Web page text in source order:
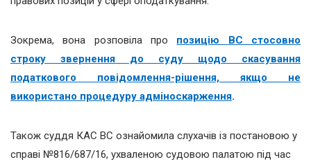
Зокрема, вона розповіла про позицію ВС стосовно
строку звернення до суду щодо скасування
податкового повідомлення-рішення, якщо не
використано процедуру адміноскарження.
Також суддя КАС ВС ознайомила слухачів із постановою у
справі №816/687/16, ухваленою судовою палатою під час